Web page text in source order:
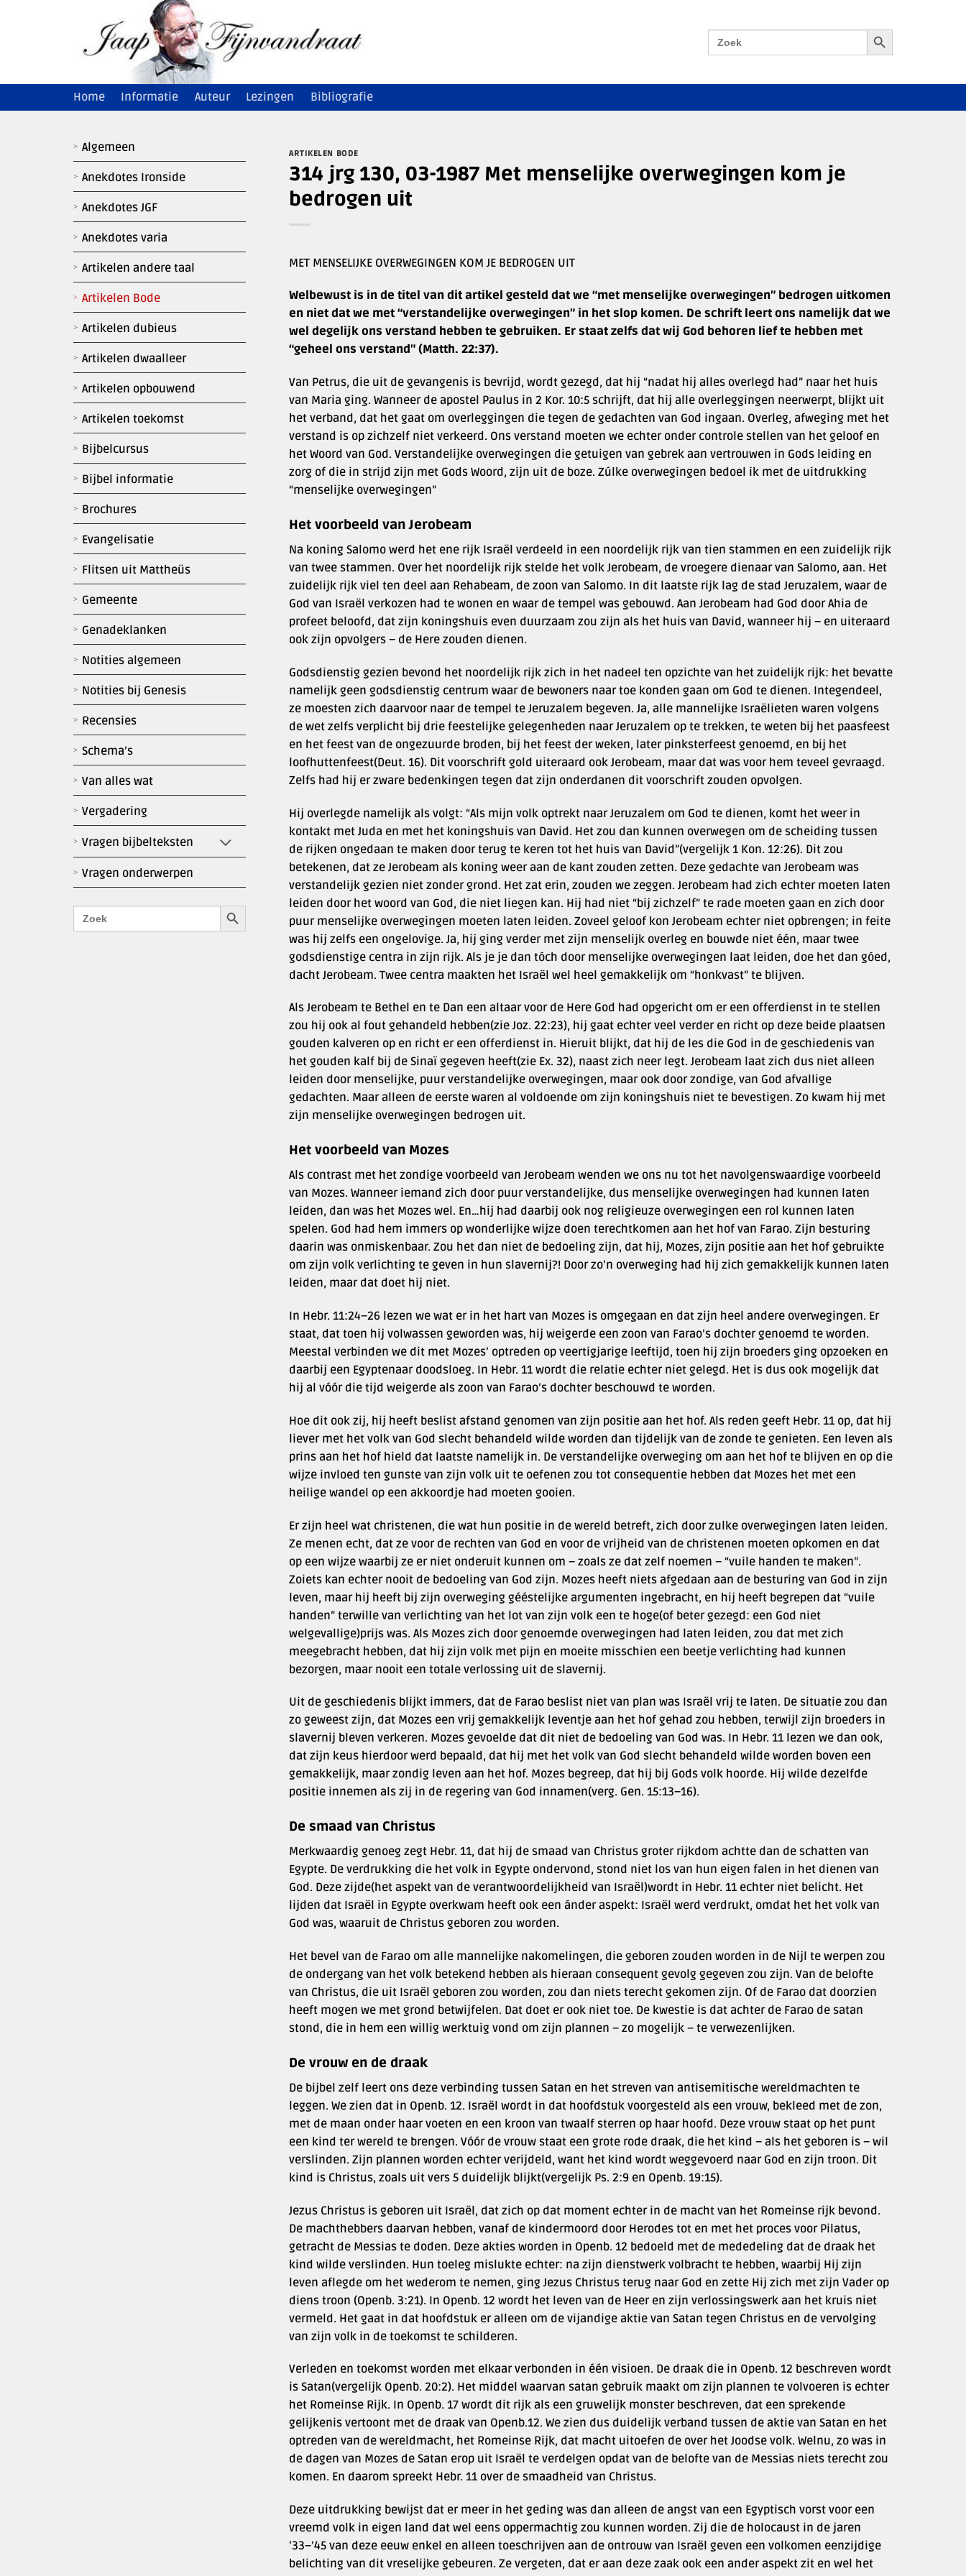
Zoek
naar:
Zoekknop
Home Informatie Auteur Lezingen Bibliografie
Algemeen
Anekdotes Ironside
Anekdotes JGF
Anekdotes varia
Artikelen andere taal
Artikelen Bode
Artikelen dubieus
Artikelen dwaalleer
Artikelen opbouwend
Artikelen toekomst
Bijbelcursus
Bijbel informatie
Brochures
Evangelisatie
Flitsen uit Mattheüs
Gemeente
Genadeklanken
Notities algemeen
Notities bij Genesis
Recensies
Schema’s
Van alles wat
Vergadering
Vragen bijbelteksten
Vragen onderwerpen
Zoek
naar:
Zoekknop
ARTIKELEN BODE
314 jrg 130, 03-1987 Met menselijke overwegingen kom je
bedrogen uit
MET MENSELIJKE OVERWEGINGEN KOM JE BEDROGEN UIT
Welbewust is in de titel van dit artikel gesteld dat we “met menselijke overwegingen” bedrogen uitkomen
en niet dat we met “verstandelijke overwegingen” in het slop komen. De schrift leert ons namelijk dat we
wel degelijk ons verstand hebben te gebruiken. Er staat zelfs dat wij God behoren lief te hebben met
“geheel ons verstand” (Matth. 22:37).
Van Petrus, die uit de gevangenis is bevrijd, wordt gezegd, dat hij “nadat hij alles overlegd had” naar het huis
van Maria ging. Wanneer de apostel Paulus in 2 Kor. 10:5 schrijft, dat hij alle overleggingen neerwerpt, blijkt uit
het verband, dat het gaat om overleggingen die tegen de gedachten van God ingaan. Overleg, afweging met het
verstand is op zichzelf niet verkeerd. Ons verstand moeten we echter onder controle stellen van het geloof en
het Woord van God. Verstandelijke overwegingen die getuigen van gebrek aan vertrouwen in Gods leiding en
zorg of die in strijd zijn met Gods Woord, zijn uit de boze. Zúlke overwegingen bedoel ik met de uitdrukking
“menselijke overwegingen”
Het voorbeeld van Jerobeam
Na koning Salomo werd het ene rijk Israël verdeeld in een noordelijk rijk van tien stammen en een zuidelijk rijk
van twee stammen. Over het noordelijk rijk stelde het volk Jerobeam, de vroegere dienaar van Salomo, aan. Het
zuidelijk rijk viel ten deel aan Rehabeam, de zoon van Salomo. In dit laatste rijk lag de stad Jeruzalem, waar de
God van Israël verkozen had te wonen en waar de tempel was gebouwd. Aan Jerobeam had God door Ahia de
profeet beloofd, dat zijn koningshuis even duurzaam zou zijn als het huis van David, wanneer hij – en uiteraard
ook zijn opvolgers – de Here zouden dienen.
Godsdienstig gezien bevond het noordelijk rijk zich in het nadeel ten opzichte van het zuidelijk rijk: het bevatte
namelijk geen godsdienstig centrum waar de bewoners naar toe konden gaan om God te dienen. Integendeel,
ze moesten zich daarvoor naar de tempel te Jeruzalem begeven. Ja, alle mannelijke Israëlieten waren volgens
de wet zelfs verplicht bij drie feestelijke gelegenheden naar Jeruzalem op te trekken, te weten bij het paasfeest
en het feest van de ongezuurde broden, bij het feest der weken, later pinksterfeest genoemd, en bij het
loofhuttenfeest(Deut. 16). Dit voorschrift gold uiteraard ook Jerobeam, maar dat was voor hem teveel gevraagd.
Zelfs had hij er zware bedenkingen tegen dat zijn onderdanen dit voorschrift zouden opvolgen.
Hij overlegde namelijk als volgt: “Als mijn volk optrekt naar Jeruzalem om God te dienen, komt het weer in
kontakt met Juda en met het koningshuis van David. Het zou dan kunnen overwegen om de scheiding tussen
de rijken ongedaan te maken door terug te keren tot het huis van David”(vergelijk 1 Kon. 12:26). Dit zou
betekenen, dat ze Jerobeam als koning weer aan de kant zouden zetten. Deze gedachte van Jerobeam was
verstandelijk gezien niet zonder grond. Het zat erin, zouden we zeggen. Jerobeam had zich echter moeten laten
leiden door het woord van God, die niet liegen kan. Hij had niet “bij zichzelf” te rade moeten gaan en zich door
puur menselijke overwegingen moeten laten leiden. Zoveel geloof kon Jerobeam echter niet opbrengen; in feite
was hij zelfs een ongelovige. Ja, hij ging verder met zijn menselijk overleg en bouwde niet één, maar twee
godsdienstige centra in zijn rijk. Als je je dan tóch door menselijke overwegingen laat leiden, doe het dan góed,
dacht Jerobeam. Twee centra maakten het Israël wel heel gemakkelijk om “honkvast” te blijven.
Als Jerobeam te Bethel en te Dan een altaar voor de Here God had opgericht om er een offerdienst in te stellen
zou hij ook al fout gehandeld hebben(zie Joz. 22:23), hij gaat echter veel verder en richt op deze beide plaatsen
gouden kalveren op en richt er een offerdienst in. Hieruit blijkt, dat hij de les die God in de geschiedenis van
het gouden kalf bij de Sinaï gegeven heeft(zie Ex. 32), naast zich neer legt. Jerobeam laat zich dus niet alleen
leiden door menselijke, puur verstandelijke overwegingen, maar ook door zondige, van God afvallige
gedachten. Maar alleen de eerste waren al voldoende om zijn koningshuis niet te bevestigen. Zo kwam hij met
zijn menselijke overwegingen bedrogen uit.
Het voorbeeld van Mozes
Als contrast met het zondige voorbeeld van Jerobeam wenden we ons nu tot het navolgenswaardige voorbeeld
van Mozes. Wanneer iemand zich door puur verstandelijke, dus menselijke overwegingen had kunnen laten
leiden, dan was het Mozes wel. En…hij had daarbij ook nog religieuze overwegingen een rol kunnen laten
spelen. God had hem immers op wonderlijke wijze doen terechtkomen aan het hof van Farao. Zijn besturing
daarin was onmiskenbaar. Zou het dan niet de bedoeling zijn, dat hij, Mozes, zijn positie aan het hof gebruikte
om zijn volk verlichting te geven in hun slavernij?! Door zo’n overweging had hij zich gemakkelijk kunnen laten
leiden, maar dat doet hij niet.
In Hebr. 11:24–26 lezen we wat er in het hart van Mozes is omgegaan en dat zijn heel andere overwegingen. Er
staat, dat toen hij volwassen geworden was, hij weigerde een zoon van Farao’s dochter genoemd te worden.
Meestal verbinden we dit met Mozes’ optreden op veertigjarige leeftijd, toen hij zijn broeders ging opzoeken en
daarbij een Egyptenaar doodsloeg. In Hebr. 11 wordt die relatie echter niet gelegd. Het is dus ook mogelijk dat
hij al vóór die tijd weigerde als zoon van Farao’s dochter beschouwd te worden.
Hoe dit ook zij, hij heeft beslist afstand genomen van zijn positie aan het hof. Als reden geeft Hebr. 11 op, dat hij
liever met het volk van God slecht behandeld wilde worden dan tijdelijk van de zonde te genieten. Een leven als
prins aan het hof hield dat laatste namelijk in. De verstandelijke overweging om aan het hof te blijven en op die
wijze invloed ten gunste van zijn volk uit te oefenen zou tot consequentie hebben dat Mozes het met een
heilige wandel op een akkoordje had moeten gooien.
Er zijn heel wat christenen, die wat hun positie in de wereld betreft, zich door zulke overwegingen laten leiden.
Ze menen echt, dat ze voor de rechten van God en voor de vrijheid van de christenen moeten opkomen en dat
op een wijze waarbij ze er niet onderuit kunnen om – zoals ze dat zelf noemen – “vuile handen te maken”.
Zoiets kan echter nooit de bedoeling van God zijn. Mozes heeft niets afgedaan aan de besturing van God in zijn
leven, maar hij heeft bij zijn overweging gééstelijke argumenten ingebracht, en hij heeft begrepen dat “vuile
handen” terwille van verlichting van het lot van zijn volk een te hoge(of beter gezegd: een God niet
welgevallige)prijs was. Als Mozes zich door genoemde overwegingen had laten leiden, zou dat met zich
meegebracht hebben, dat hij zijn volk met pijn en moeite misschien een beetje verlichting had kunnen
bezorgen, maar nooit een totale verlossing uit de slavernij.
Uit de geschiedenis blijkt immers, dat de Farao beslist niet van plan was Israël vrij te laten. De situatie zou dan
zo geweest zijn, dat Mozes een vrij gemakkelijk leventje aan het hof gehad zou hebben, terwijl zijn broeders in
slavernij bleven verkeren. Mozes gevoelde dat dit niet de bedoeling van God was. In Hebr. 11 lezen we dan ook,
dat zijn keus hierdoor werd bepaald, dat hij met het volk van God slecht behandeld wilde worden boven een
gemakkelijk, maar zondig leven aan het hof. Mozes begreep, dat hij bij Gods volk hoorde. Hij wilde dezelfde
positie innemen als zij in de regering van God innamen(verg. Gen. 15:13–16).
De smaad van Christus
Merkwaardig genoeg zegt Hebr. 11, dat hij de smaad van Christus groter rijkdom achtte dan de schatten van
Egypte. De verdrukking die het volk in Egypte ondervond, stond niet los van hun eigen falen in het dienen van
God. Deze zijde(het aspekt van de verantwoordelijkheid van Israël)wordt in Hebr. 11 echter niet belicht. Het
lijden dat Israël in Egypte overkwam heeft ook een ánder aspekt: Israël werd verdrukt, omdat het het volk van
God was, waaruit de Christus geboren zou worden.
Het bevel van de Farao om alle mannelijke nakomelingen, die geboren zouden worden in de Nijl te werpen zou
de ondergang van het volk betekend hebben als hieraan consequent gevolg gegeven zou zijn. Van de belofte
van Christus, die uit Israël geboren zou worden, zou dan niets terecht gekomen zijn. Of de Farao dat doorzien
heeft mogen we met grond betwijfelen. Dat doet er ook niet toe. De kwestie is dat achter de Farao de satan
stond, die in hem een willig werktuig vond om zijn plannen – zo mogelijk – te verwezenlijken.
De vrouw en de draak
De bijbel zelf leert ons deze verbinding tussen Satan en het streven van antisemitische wereldmachten te
leggen. We zien dat in Openb. 12. Israël wordt in dat hoofdstuk voorgesteld als een vrouw, bekleed met de zon,
met de maan onder haar voeten en een kroon van twaalf sterren op haar hoofd. Deze vrouw staat op het punt
een kind ter wereld te brengen. Vóór de vrouw staat een grote rode draak, die het kind – als het geboren is – wil
verslinden. Zijn plannen worden echter verijdeld, want het kind wordt weggevoerd naar God en zijn troon. Dit
kind is Christus, zoals uit vers 5 duidelijk blijkt(vergelijk Ps. 2:9 en Openb. 19:15).
Jezus Christus is geboren uit Israël, dat zich op dat moment echter in de macht van het Romeinse rijk bevond.
De machthebbers daarvan hebben, vanaf de kindermoord door Herodes tot en met het proces voor Pilatus,
getracht de Messias te doden. Deze akties worden in Openb. 12 bedoeld met de mededeling dat de draak het
kind wilde verslinden. Hun toeleg mislukte echter: na zijn dienstwerk volbracht te hebben, waarbij Hij zijn
leven aflegde om het wederom te nemen, ging Jezus Christus terug naar God en zette Hij zich met zijn Vader op
diens troon (Openb. 3:21). In Openb. 12 wordt het leven van de Heer en zijn verlossingswerk aan het kruis niet
vermeld. Het gaat in dat hoofdstuk er alleen om de vijandige aktie van Satan tegen Christus en de vervolging
van zijn volk in de toekomst te schilderen.
Verleden en toekomst worden met elkaar verbonden in één visioen. De draak die in Openb. 12 beschreven wordt
is Satan(vergelijk Openb. 20:2). Het middel waarvan satan gebruik maakt om zijn plannen te volvoeren is echter
het Romeinse Rijk. In Openb. 17 wordt dit rijk als een gruwelijk monster beschreven, dat een sprekende
gelijkenis vertoont met de draak van Openb.12. We zien dus duidelijk verband tussen de aktie van Satan en het
optreden van de wereldmacht, het Romeinse Rijk, dat macht uitoefen de over het Joodse volk. Welnu, zo was in
de dagen van Mozes de Satan erop uit Israël te verdelgen opdat van de belofte van de Messias niets terecht zou
komen. En daarom spreekt Hebr. 11 over de smaadheid van Christus.
Deze uitdrukking bewijst dat er meer in het geding was dan alleen de angst van een Egyptisch vorst voor een
vreemd volk in eigen land dat wel eens oppermachtig zou kunnen worden. Zij die de holocaust in de jaren
’33–’45 van deze eeuw enkel en alleen toeschrijven aan de ontrouw van Israël geven een volkomen eenzijdige
belichting van dit vreselijke gebeuren. Ze vergeten, dat er aan deze zaak ook een ander aspekt zit en wel het